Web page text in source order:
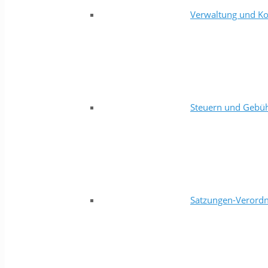
Verwaltung und
Steuern und
Satzungen-